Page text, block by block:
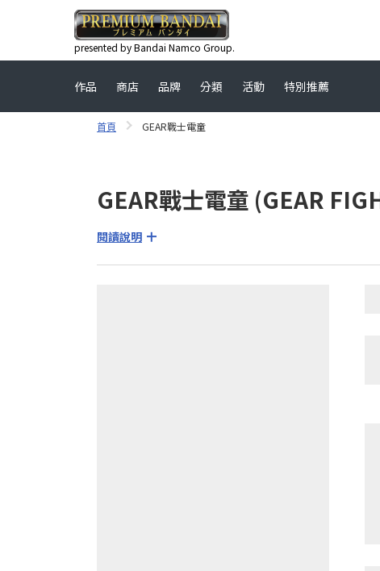
presented by Bandai Namco Group.
作品 商店 品牌 分類 活動 特別推薦
首頁 GEAR戰士電童
GEAR戰士電童 (GEAR
閱讀說明